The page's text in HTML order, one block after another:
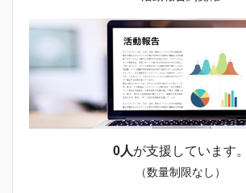
0人が支援しています。
（数量制限なし）